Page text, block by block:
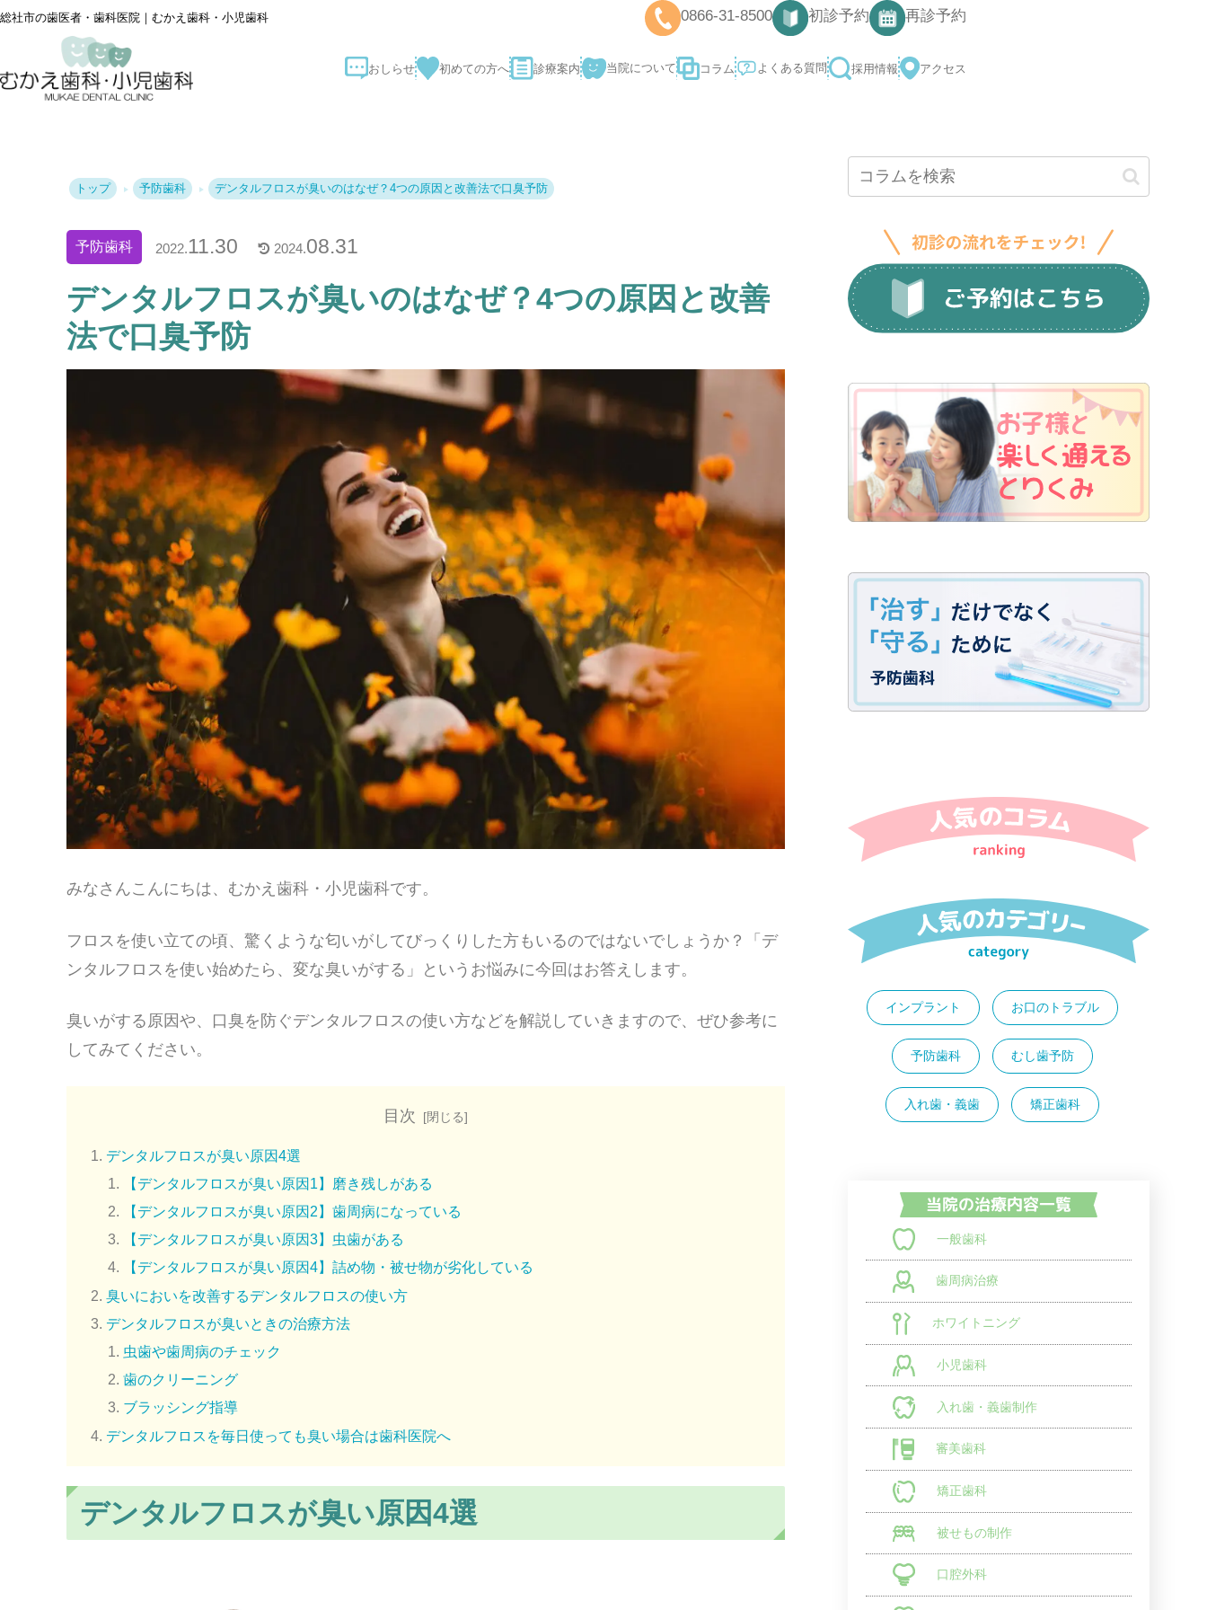
総社市の歯医者・歯科医院｜むかえ歯科・小児歯科 0866-31-8500 初診予約
おしらせ 初めての方へ 診療案内 当院について コラム よくある質問 採用情報
トップ 予防歯科 デンタルフロスが臭いのはなぜ？4つの原因と改善法で口臭予防
予防歯科 2022.11.30 2024.08.31
デンタルフロスが臭いのはなぜ？4つの原因と改善
法で口臭予防
みなさんこんにちは、むかえ歯科・小児歯科です。
フロスを使い立ての頃、驚くような匂いがしてびっくりした方もいるのではないでしょうか？「デ
ンタルフロスを使い始めたら、変な臭いがする」というお悩みに今回はお答えします。
臭いがする原因や、口臭を防ぐデンタルフロスの使い方などを解説していきますので、ぜひ参考に
してみてください。
目次
デンタルフロスが臭い原因4選
【デンタルフロスが臭い原因1】磨き残しがある
【デンタルフロスが臭い原因2】歯周病になっている
【デンタルフロスが臭い原因3】虫歯がある
【デンタルフロスが臭い原因4】詰め物・被せ物が劣化している
臭いにおいを改善するデンタルフロスの使い方
デンタルフロスが臭いときの治療方法
虫歯や歯周病のチェック
歯のクリーニング
ブラッシング指導
デンタルフロスを毎日使っても臭い場合は歯科医院へ
デンタルフロスが臭い原因4選
インプラント お口のトラブル
予防歯科 むし歯予防
入れ歯・義歯 矯正歯科
一般歯科
歯周病治療
ホワイトニング
小児歯科
入れ歯・義歯制作
審美歯科
矯正歯科
被せもの制作
口腔外科